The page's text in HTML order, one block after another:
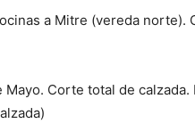
a Mitre (vereda
Corte total de calzada.